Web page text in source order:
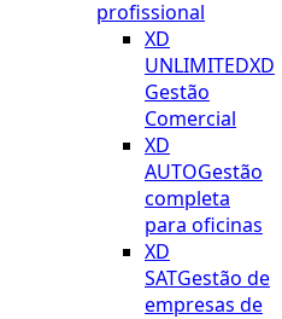
profissional
XD
UNLIMITEDXD
Gestão
Comercial
XD
AUTOGestão
completa
para oficinas
XD
SATGestão de
empresas de